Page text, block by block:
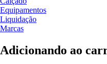
Equipamentos
Liquidação
Marcas
Adicionando ao